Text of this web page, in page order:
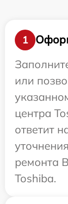
1
или
центра
ответит
ремонта
Toshiba.